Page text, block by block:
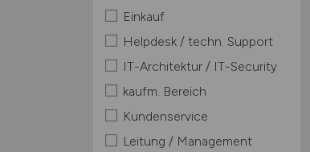
Einkauf
Helpdesk / techn. Support
IT-Architektur / IT-Security
kaufm. Bereich
Kundenservice
Leitung / Management